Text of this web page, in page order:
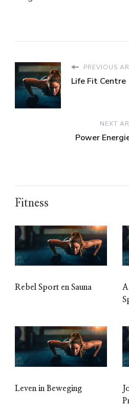
PREVIOUS
Life Fit Centre
NEXT
Power
Fitness
Rebel Sport en Sauna
Leven in Beweging